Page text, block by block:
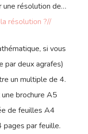
une résolution de…
résolution ?//
si vous
par deux agrafes)
un multiple de 4.
brochure A5
de feuilles A4
pages par feuille.